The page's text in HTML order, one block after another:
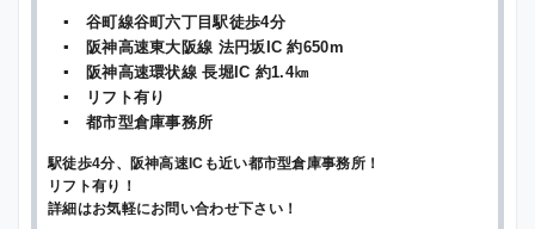
▪ 谷町線谷町六丁目駅徒歩4分
▪ 阪神高速東大阪線 法円坂IC 約650m
▪ 阪神高速環状線 長堀IC 約1.4㎞
▪ リフト有り
▪ 都市型倉庫事務所
駅徒歩4分、阪神高速ICも近い都市型倉庫事務所！
リフト有り！
詳細はお気軽にお問い合わせ下さい！